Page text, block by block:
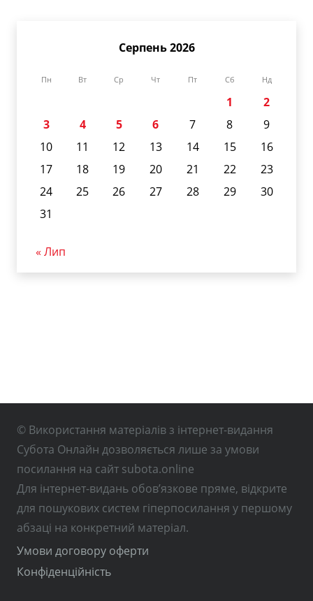
Серпень 2026
Пн Вт Ср Чт Пт Сб Нд
1
2
3
4 5 6 7 8
9
10
11 12 13 14 15
16
17
18 19 20 21 22
23
24
25 26 27 28 29
30
31
« Лип
© Використання матеріалів з інтернет-видання
Субота Онлайн дозволяється лише за умови
посилання на сайт subota.online
Для інтернет-видань обов’язкове пряме, відкрите
для пошукових систем гіперпосилання у першому
абзаці на конкретний матеріал.
Умови договору оферти
Конфіденційність